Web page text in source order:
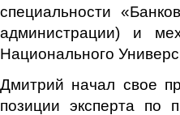
специальности
администрации) и
Национального
Дмитрий начал свое
позиции эксперта